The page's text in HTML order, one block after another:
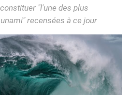
"l'une des plus
recensées à ce jour